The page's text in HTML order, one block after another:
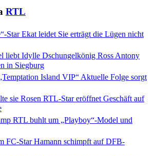
RTL
Star Ekat leidet Sie erträgt die Lügen nicht
liebt Idylle Dschungelkönig Ross Antony
in Siegburg
Island VIP“ Aktuelle Folge sorgt
sie Rosen RTL-Star eröffnet Geschäft auf
RTL buhlt um „Playboy“-Model und
FC-StarHamann schimpft auf DFB-